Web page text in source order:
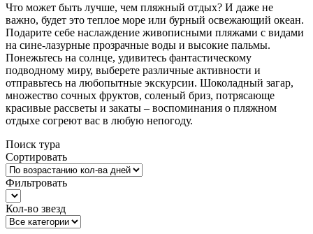
Что может быть лучше, чем пляжный отдых? И даже не
важно, будет это теплое море или бурный освежающий океан.
Подарите себе наслаждение живописными пляжами с видами
на сине-лазурные прозрачные воды и высокие пальмы.
Понежьтесь на солнце, удивитесь фантастическому
подводному миру, выберете различные активности и
отправьтесь на любопытные экскурсии. Шоколадный загар,
множество сочных фруктов, соленый бриз, потрясающе
красивые рассветы и закаты – воспоминания о пляжном
отдыхе согреют вас в любую непогоду.
Поиск тура
Сортировать
Фильтровать
Кол-во звезд